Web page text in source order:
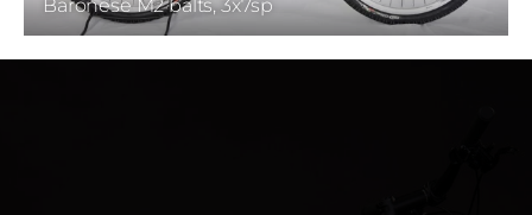
Baronese M2 balts, 3x7sp